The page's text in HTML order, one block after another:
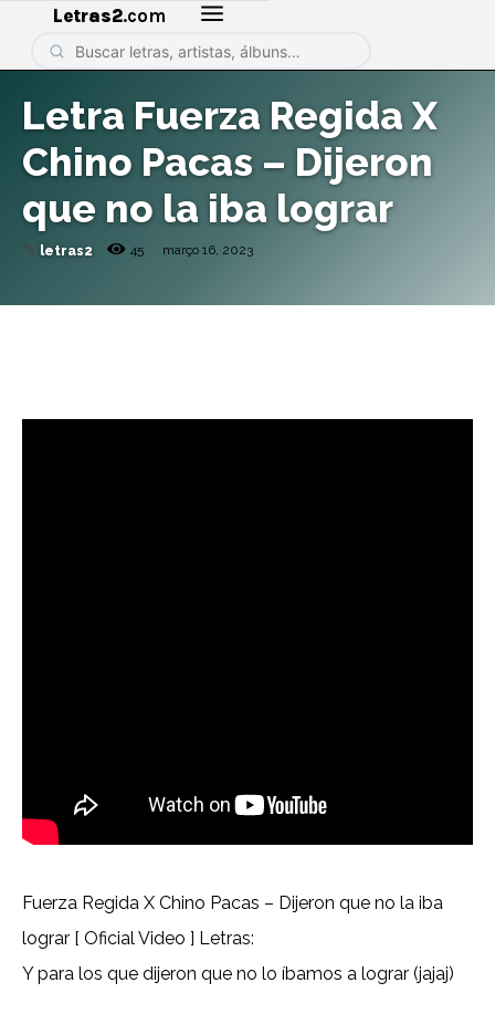
Letras2.com
Letra Fuerza Regida X
Chino Pacas – Dijeron
que no la iba lograr
letras2 45 março 16, 2023
Fuerza Regida X Chino Pacas – Dijeron que no la iba
lograr [ Oficial Video ] Letras:
Y para los que dijeron que no lo íbamos a lograr (jajaj)